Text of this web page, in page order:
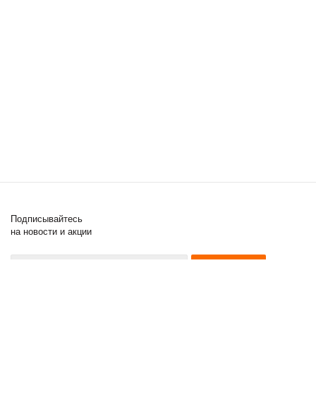
Подписывайтесь
на новости и акции